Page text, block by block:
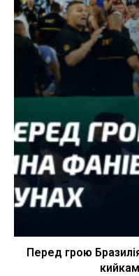
Перед грою